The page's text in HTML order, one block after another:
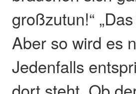
großzutun!“
Aber so wird es
Jedenfalls